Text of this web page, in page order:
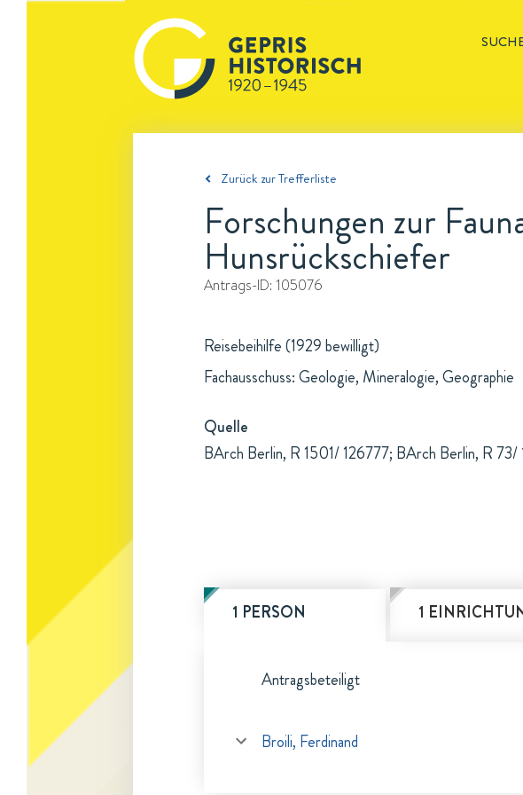
Zurück zur Trefferliste
Forschungen zur
Hunsrückschiefer
Antrags-ID: 105076
Reisebeihilfe (1929 bewilligt)
Fachausschuss: Geologie, Mineralogie, Geographie
Quelle
BArch Berlin, R 1501/ 126777; BArch Berlin, R
1 PERSON 1
Antragsbeteiligt
Broili, Ferdinand